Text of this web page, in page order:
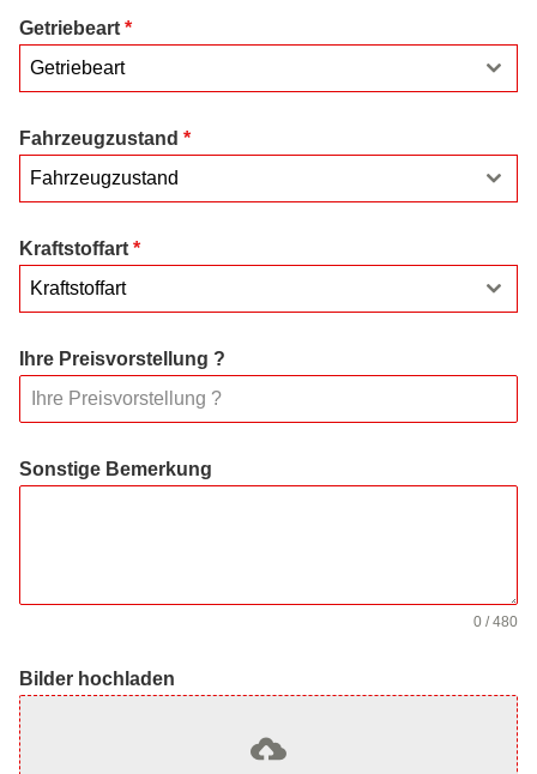
Getriebeart *
Getriebeart
Fahrzeugzustand *
Fahrzeugzustand
Kraftstoffart *
Kraftstoffart
Ihre Preisvorstellung ?
Sonstige Bemerkung
0 / 480
Bilder hochladen